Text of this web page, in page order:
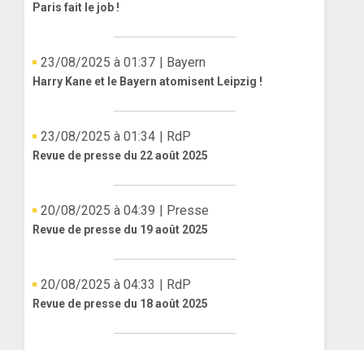
Paris fait le job !
23/08/2025 à 01:37 | Bayern
Harry Kane et le Bayern atomisent Leipzig !
23/08/2025 à 01:34 | RdP
Revue de presse du 22 août 2025
20/08/2025 à 04:39 | Presse
Revue de presse du 19 août 2025
20/08/2025 à 04:33 | RdP
Revue de presse du 18 août 2025